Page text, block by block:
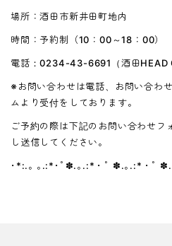
場所：酒田市新井田町地内
時間：予約制（10：00～18：00）
電話：0234-43-6691（酒田HEAD
※お問い合わせは電話、お問い合わ
ムより受付をしております。
ご予約の際は下記のお問い合わせフ
し送信してください。
･*:.｡ ｡.:*･ﾟ✽.｡.:*・ﾟ ✽.｡.:*・ﾟ ✽.